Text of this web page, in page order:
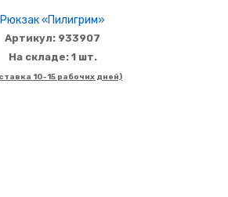
Рюкзак «Пилигрим»
Артикул: 933907
На складе: 1 шт.
10-15 рабочих дней)